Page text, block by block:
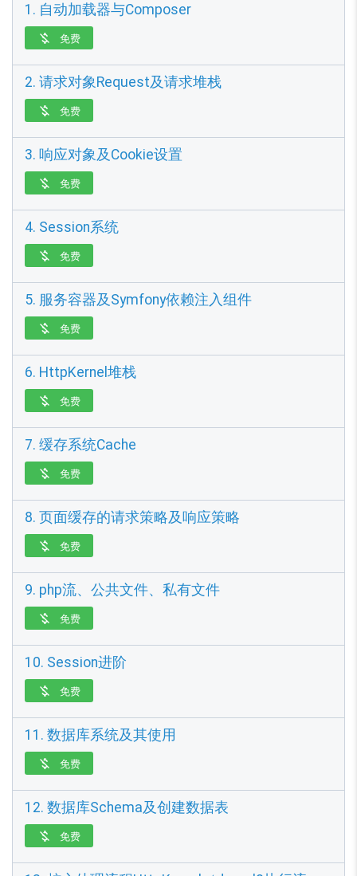
1. 自动加载器与Composer
 免费
2. 请求对象Request及请求堆栈
 免费
3. 响应对象及Cookie设置
 免费
4. Session系统
 免费
5. 服务容器及Symfony依赖注入组件
 免费
6. HttpKernel堆栈
 免费
7. 缓存系统Cache
 免费
8. 页面缓存的请求策略及响应策略
 免费
9. php流、公共文件、私有文件
 免费
10. Session进阶
 免费
11. 数据库系统及其使用
 免费
12. 数据库Schema及创建数据表
 免费